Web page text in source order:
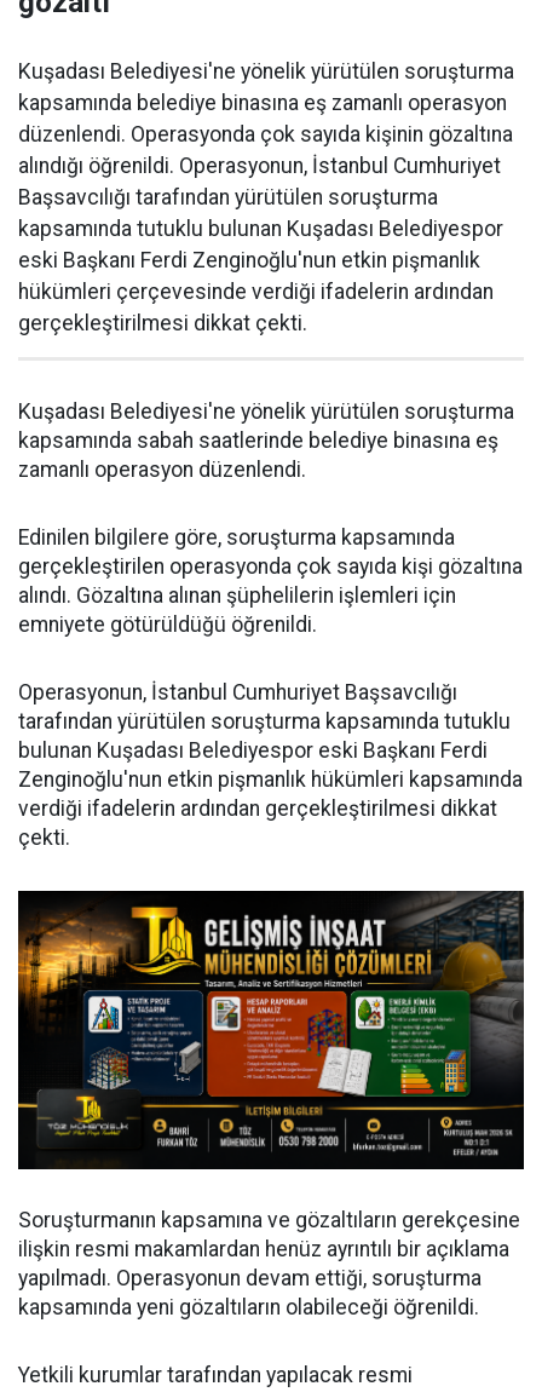
Kuşadası Belediyesi'ne yönelik yürütülen soruşturma
kapsamında belediye binasına eş zamanlı operasyon
düzenlendi. Operasyonda çok sayıda kişinin gözaltına
alındığı öğrenildi. Operasyonun, İstanbul Cumhuriyet
Başsavcılığı tarafından yürütülen soruşturma
kapsamında tutuklu bulunan Kuşadası Belediyespor
eski Başkanı Ferdi Zenginoğlu'nun etkin pişmanlık
hükümleri çerçevesinde verdiği ifadelerin ardından
gerçekleştirilmesi dikkat çekti.
Kuşadası Belediyesi'ne yönelik yürütülen soruşturma
kapsamında sabah saatlerinde belediye binasına eş
zamanlı operasyon düzenlendi.
Edinilen bilgilere göre, soruşturma kapsamında
gerçekleştirilen operasyonda çok sayıda kişi gözaltına
alındı. Gözaltına alınan şüphelilerin işlemleri için
emniyete götürüldüğü öğrenildi.
Operasyonun, İstanbul Cumhuriyet Başsavcılığı
tarafından yürütülen soruşturma kapsamında tutuklu
bulunan Kuşadası Belediyespor eski Başkanı Ferdi
Zenginoğlu'nun etkin pişmanlık hükümleri kapsamında
verdiği ifadelerin ardından gerçekleştirilmesi dikkat
çekti.
Soruşturmanın kapsamına ve gözaltıların gerekçesine
ilişkin resmi makamlardan henüz ayrıntılı bir açıklama
yapılmadı. Operasyonun devam ettiği, soruşturma
kapsamında yeni gözaltıların olabileceği öğrenildi.
Yetkili kurumlar tarafından yapılacak resmi